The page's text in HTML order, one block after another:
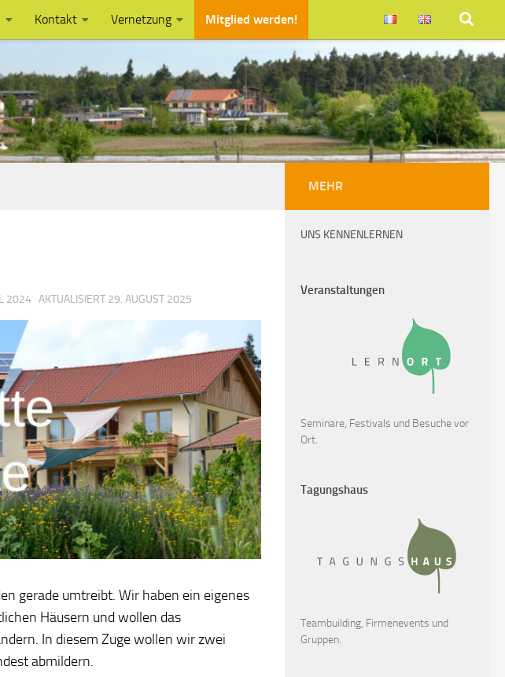
Kontakt Vernetzung Mitglied werden!
2024 · AKTUALISIERT 29. AUGUST 2025
gerade umtreibt. Wir haben ein eigenes
Häusern und wollen das
In diesem Zuge wollen wir zwei
abmildern.
MEHR
UNS KENNENLERNEN
Veranstaltungen
Seminare, Festivals und Besuche vor
Ort.
Tagungshaus
Teambuilding, Firmenevents und
Gruppen.